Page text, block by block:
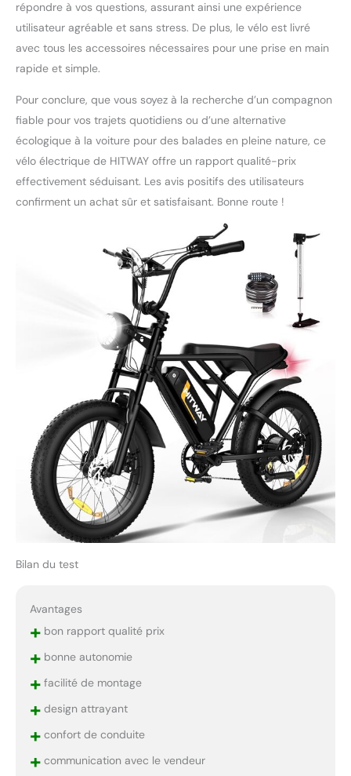
conduite sûre et
confortable :
amortissement
centrale, pas de peur des
secousses. La selle en
forme très élastique et de
haute qualité rend votre
conduite plus
confortable. Les freins à
peuvent ralentir et arrêter
efficacement, assurant la
sécurité de la conduite.
Le phare à LED
surdimensionné et
lumineux peut garantir
entièrement la sécurité
de la conduite de nuit.
répondre à vos questions, assurant ainsi une expérience
utilisateur agréable et sans stress. De plus, le vélo est livré
avec tous les accessoires nécessaires pour une prise en main
rapide et simple.
Pour conclure, que vous soyez à la recherche d’un compagnon
fiable pour vos trajets quotidiens ou d’une alternative
écologique à la voiture pour des balades en pleine nature, ce
vélo électrique de HITWAY offre un rapport qualité-prix
effectivement séduisant. Les avis positifs des utilisateurs
confirment un achat sûr et satisfaisant. Bonne route !
Bilan du test
Avantages
+bon rapport qualité prix
+bonne autonomie
+facilité de montage
+design attrayant
+confort de conduite
+communication avec le vendeur